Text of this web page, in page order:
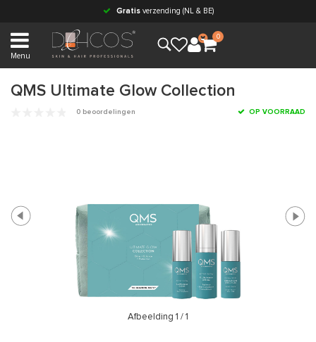
Gratisverzending (NL & BE)
Menu
0
QMS Ultimate Glow Collection
0 beoordelingen OP VOORRAAD
Afbeelding 1 / 1